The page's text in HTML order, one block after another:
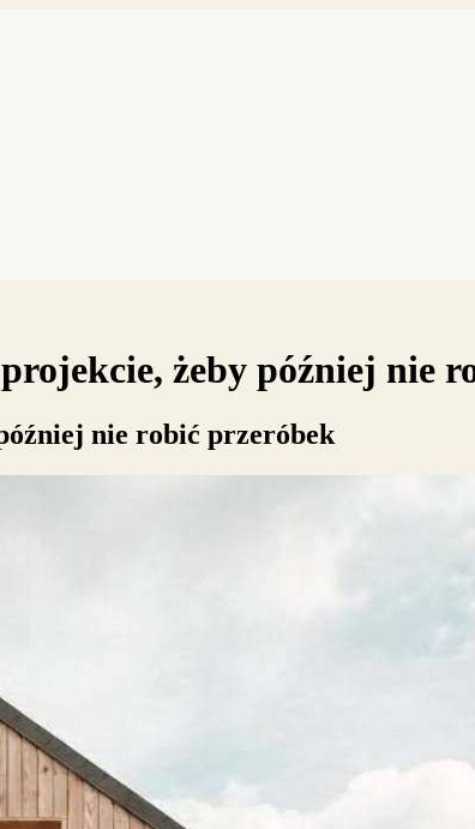
żeby później nie
nie robić przeróbek